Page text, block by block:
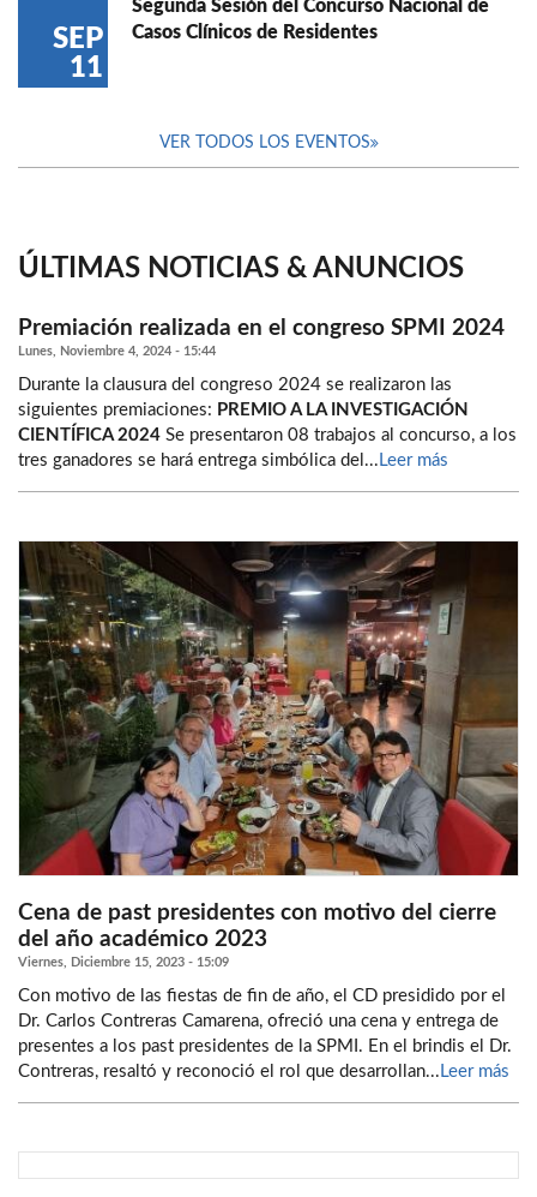
SEP
11
Segunda Sesión del Concurso Nacional de
Casos Clínicos de Residentes
VER TODOS LOS EVENTOS
ÚLTIMAS NOTICIAS & ANUNCIOS
Premiación realizada en el congreso SPMI 2024
Lunes, Noviembre 4, 2024 - 15:44
Durante la clausura del congreso 2024 se realizaron las
siguientes premiaciones: PREMIO A LA INVESTIGACIÓN
CIENTÍFICA 2024 Se presentaron 08 trabajos al concurso, a los
tres ganadores se hará entrega simbólica del... Leer más
Cena de past presidentes con motivo del cierre
del año académico 2023
Viernes, Diciembre 15, 2023 - 15:09
Con motivo de las fiestas de fin de año, el CD presidido por el
Dr. Carlos Contreras Camarena, ofreció una cena y entrega de
presentes a los past presidentes de la SPMI. En el brindis el Dr.
Contreras, resaltó y reconoció el rol que desarrollan... Leer más